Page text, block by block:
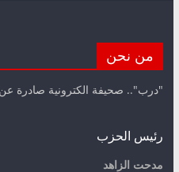
من نحن
"درب".. صحيفة الكترونية صادرة
رئيس الحزب
مدحت الزاهد